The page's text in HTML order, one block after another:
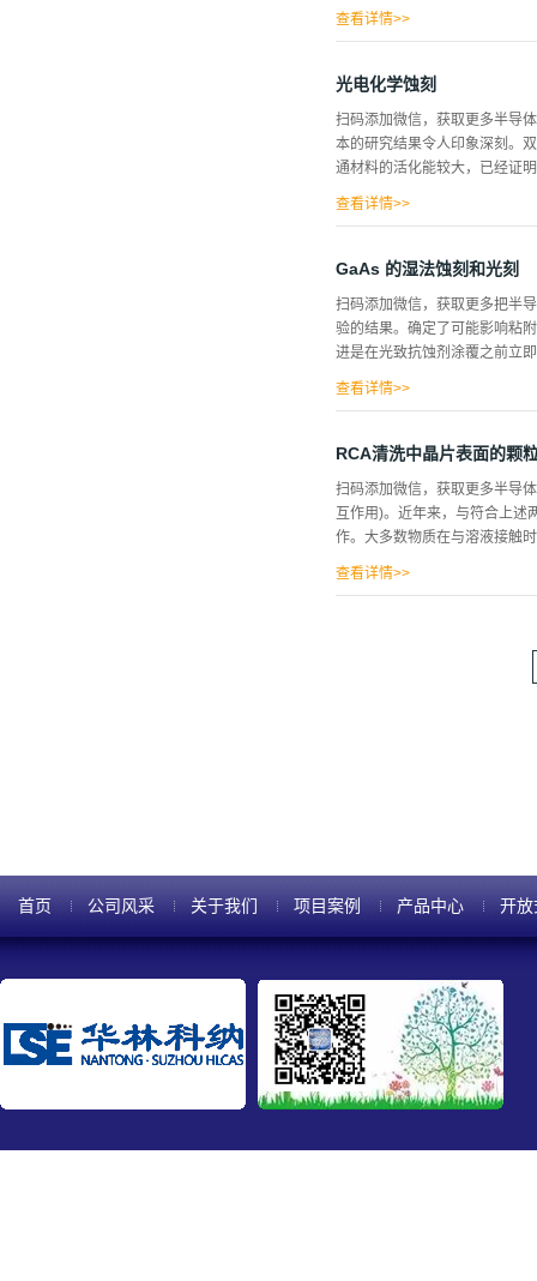
用预涂处理进行粘合也不影响
的涂层上光刻胶结构。随后的
通过蚀刻工艺(左)和剥离工艺(
离过程才实现可再现的限定结
的粘附性差，湿法化学蚀刻是
刻工艺不适用安全原因。如果
查看详情>>
光电化学蚀刻
扫码添加微信，获取更多半导
本的研究结果令人印象深刻。
通材料的活化能较大，已经证
的大功函数以及低的受主电离
中，极化感应电场增强了典型
果。 图1 a)传统金属/ p型半导
效应产生的电场。假设金属和
度φB和内部电场强度e。图2显
查看详情>>
GaAs 的湿法蚀刻和光刻
扫码添加微信，获取更多把半
验的结果。确定了可能影响粘
进是在光致抗蚀剂涂覆之前立
的蒸发金属，不经平面化，生
的方法，如六甲基二硅氮烷
AZ4330光刻胶切换到Shipley
于AZ4330。其次，我们将湿
性，但是喷雾蚀刻系统可能是
查看详情>>
RCA清洗中晶片表面的颗
扫码添加微信，获取更多半导
互作用)。近年来，与符合上述
作。大多数物质在与溶液接触
构模型，它是基于斯特恩的理
查看详情>>
首页 公司风采 关于我们 项目案例 产品中心 开放